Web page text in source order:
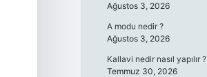
Ağustos 3, 2026
A modu nedir ?
Ağustos 3, 2026
Kallavi nedir nasıl yapılır ?
Temmuz 30, 2026